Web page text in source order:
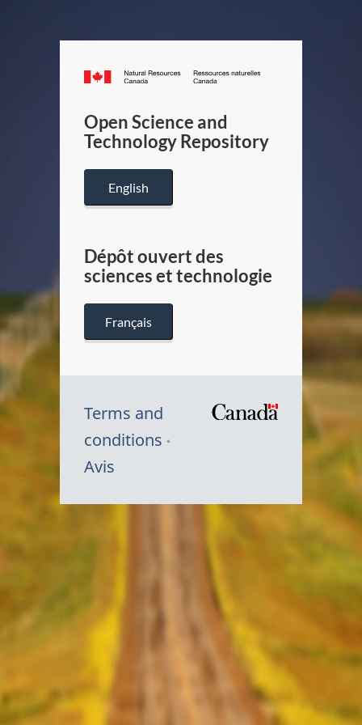
Canada.ca
/
Canada
Open Science and
Technology Repository
English
Dépôt ouvert des
sciences et technologie
Français
Terms and
conditions
Avis
Symbole
Canada